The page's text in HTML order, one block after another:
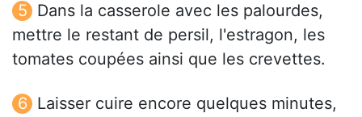
Dans la casserole avec les palourdes,
mettre le restant de persil, l'estragon, les
tomates coupées ainsi que les crevettes.
Laisser cuire encore quelques minutes,